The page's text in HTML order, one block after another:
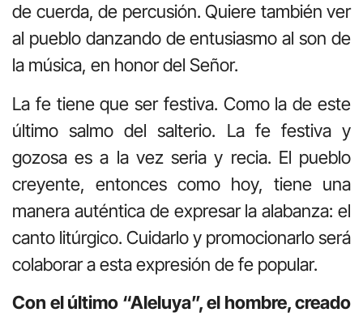
de cuerda, de percusión. Quiere también ver
al pueblo danzando de entusiasmo al son de
la música, en honor del Señor.
La fe tiene que ser festiva. Como la de este
último salmo del salterio. La fe festiva y
gozosa es a la vez seria y recia. El pueblo
creyente, entonces como hoy, tiene una
manera auténtica de expresar la alabanza: el
canto litúrgico. Cuidarlo y promocionarlo será
colaborar a esta expresión de fe popular.
Con el último “Aleluya”, el hombre, creado